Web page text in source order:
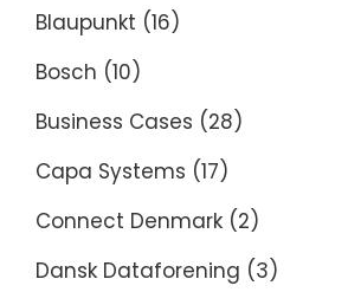
Blaupunkt (16)
Bosch (10)
Business Cases (28)
Capa Systems (17)
Connect Denmark (2)
Dansk Dataforening (3)